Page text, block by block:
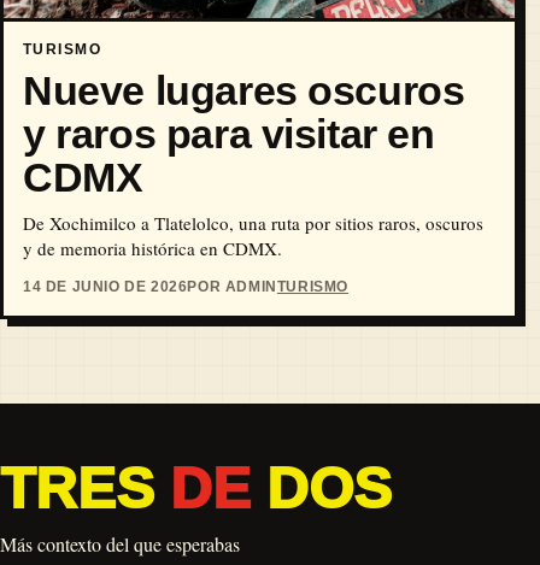
TURISMO
Nueve lugares oscuros
y raros para visitar en
CDMX
De Xochimilco a Tlatelolco, una ruta por sitios raros, oscuros
y de memoria histórica en CDMX.
14 DE JUNIO DE 2026POR ADMINTURISMO
TRES DEDOS
Más contexto del que esperabas